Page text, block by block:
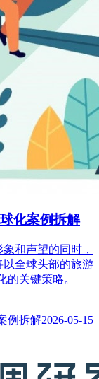
化案例拆解
和声望的同时，
全球头部的旅游
的关键策略。
2026-05-15